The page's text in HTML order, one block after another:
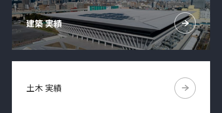
建築 実績
土木 実績